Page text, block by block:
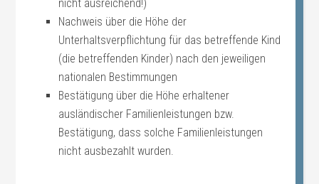
nicht ausreichend!)
Nachweis über die Höhe der
Unterhaltsverpflichtung für das betreffende Kind
(die betreffenden Kinder) nach den jeweiligen
nationalen Bestimmungen
Bestätigung über die Höhe erhaltener
ausländischer Familienleistungen bzw.
Bestätigung, dass solche Familienleistungen
nicht ausbezahlt wurden.